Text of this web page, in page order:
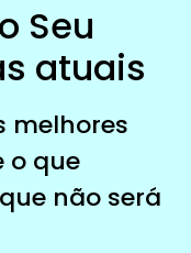
Seu
atuais
melhores
o que
não será